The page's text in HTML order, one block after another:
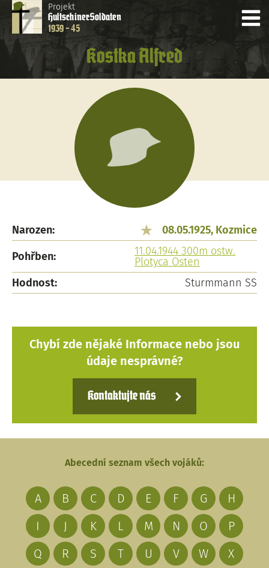
Projekt
HultschinerSoldaten
1939 - 45
Kostka Alfred
Narozen:
08.05.1925, Kozmice
Pohřben:
11.04.1944 300m ostw.
Plotyca Osten
Hodnost:
Sturmmann SS
Chybí zde nějaké Informace nebo jsou
údaje nesprávné?
Kontaktujte nás
Abecední seznam všech vojáků:
A B C D E F G
H
I
J K L M N O
P
Q
R S T U V W
X